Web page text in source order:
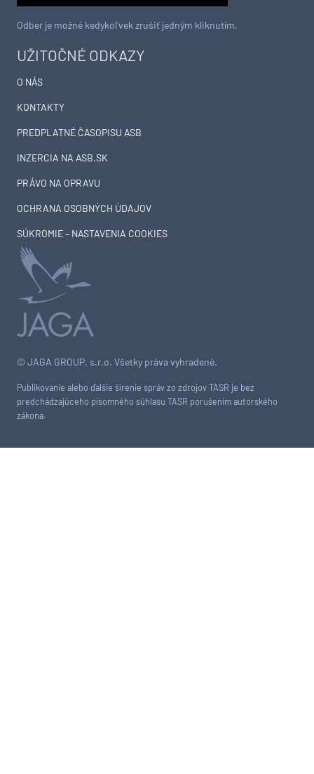
© JAGA GROUP, s.r.o. Všetky práva vyhradené.
Publikovanie alebo ďalšie šírenie správ zo zdrojov TASR je bez
predchádzajúceho písomného súhlasu TASR porušením autorského
zákona.
UŽITOČNÉ ODKAZY
O NÁS
KONTAKTY
PREDPLATNÉ ČASOPISU ASB
INZERCIA NA ASB.SK
PRÁVO NA OPRAVU
OCHRANA OSOBNÝCH ÚDAJOV
SÚKROMIE – NASTAVENIA COOKIES
Odber je možné kedykoľvek zrušiť jedným kliknutím.